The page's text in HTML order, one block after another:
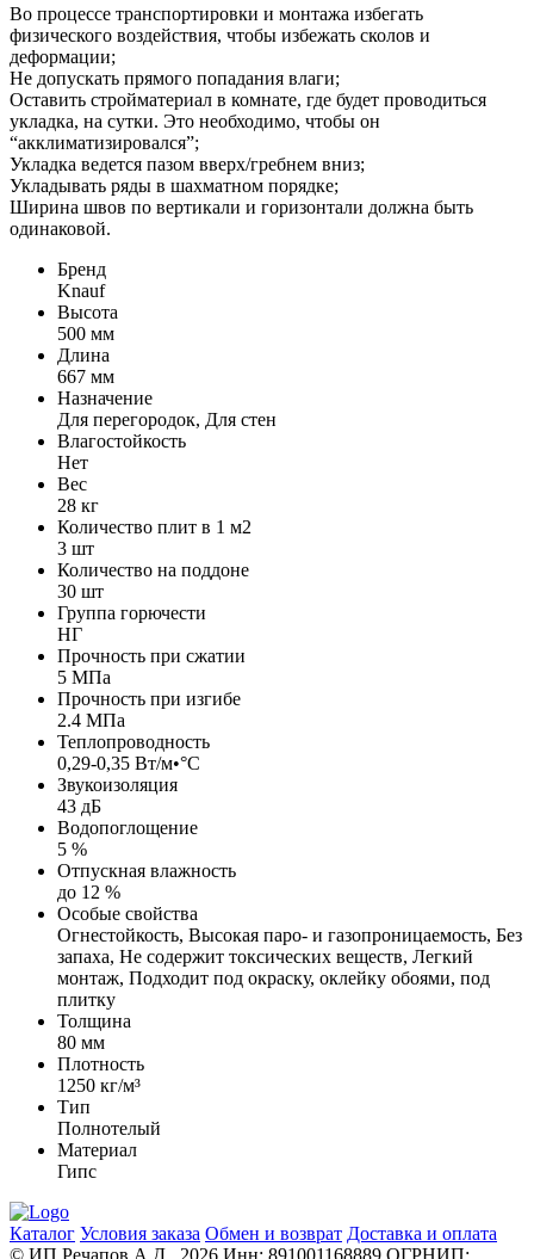
Во процессе транспортировки и монтажа избегать
физического воздействия, чтобы избежать сколов и
деформации;
Не допускать прямого попадания влаги;
Оставить стройматериал в комнате, где будет проводиться
укладка, на сутки. Это необходимо, чтобы он
“акклиматизировался”;
Укладка ведется пазом вверх/гребнем вниз;
Укладывать ряды в шахматном порядке;
Ширина швов по вертикали и горизонтали должна быть
одинаковой.
Бренд
Knauf
Высота
500 мм
Длина
667 мм
Назначение
Для перегородок, Для стен
Влагостойкость
Нет
Вес
28 кг
Количество плит в 1 м2
3 шт
Количество на поддоне
30 шт
Группа горючести
НГ
Прочность при сжатии
5 МПа
Прочность при изгибе
2.4 МПа
Теплопроводность
0,29-0,35 Вт/м•°С
Звукоизоляция
43 дБ
Водопоглощение
5 %
Отпускная влажность
до 12 %
Особые свойства
Огнестойкость, Высокая паро- и газопроницаемость, Без
запаха, Не содержит токсических веществ, Легкий
монтаж, Подходит под окраску, оклейку обоями, под
плитку
Толщина
80 мм
Плотность
1250 кг/м³
Тип
Полнотелый
Материал
Гипс
Каталог Условия заказа Обмен и возврат Доставка и оплата
© ИП Речапов А.Д., 2026 Инн: 891001168889 ОГРНИП: